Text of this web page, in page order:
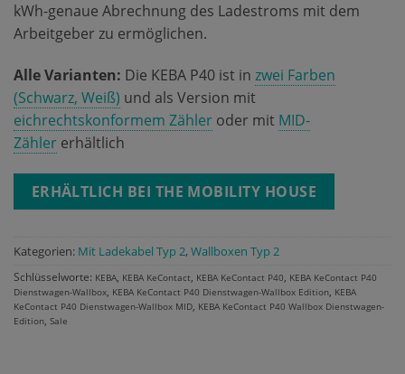
kWh-genaue Abrechnung des Ladestroms mit dem
Arbeitgeber zu ermöglichen.
Alle Varianten: Die KEBA P40 ist in zwei Farben
(Schwarz, Weiß) und als Version mit
eichrechtskonformem Zähler oder mit MID-
Zähler erhältlich
ERHÄLTLICH BEI THE MOBILITY HOUSE
Kategorien: Mit Ladekabel Typ 2, Wallboxen Typ 2
Schlüsselworte: KEBA KEBA KeContact KEBA KeContact P40 KEBA KeContact P40
Dienstwagen-Wallbox KEBA KeContact P40 Dienstwagen-Wallbox Edition KEBA
KeContact P40 Dienstwagen-Wallbox MID KEBA KeContact P40 Wallbox Dienstwagen-
Edition Sale